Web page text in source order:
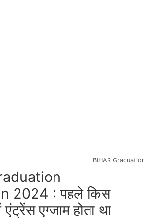
BIHAR
2024 : पहले किस
एंट्रेंस एग्जाम होता था